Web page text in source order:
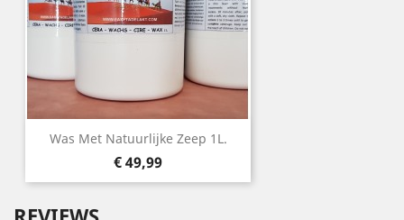
Was Met Natuurlijke Zeep 1L.
Prijs
€ 49,99